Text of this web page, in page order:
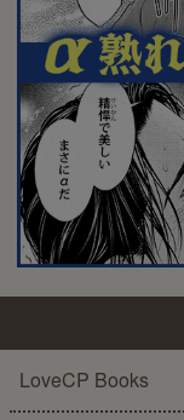
LoveCP Books